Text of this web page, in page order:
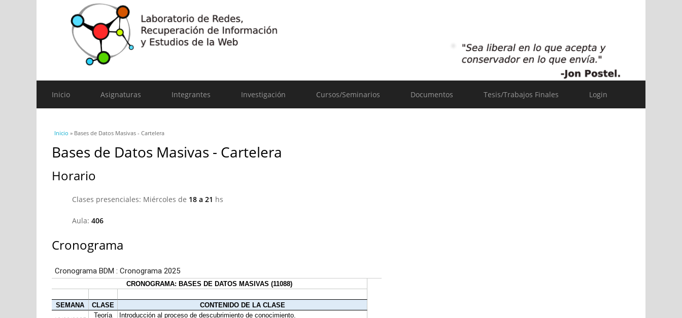
Inicio Asignaturas Integrantes Investigación Cursos/Seminarios Documentos Tesis/Trabajos Finales Login
Se encuentra usted aquí
Inicio » Bases de Datos Masivas - Cartelera
Bases de Datos Masivas - Cartelera
Horario
Clases presenciales: Miércoles de 18 a 21 hs
Aula: 406
Cronograma